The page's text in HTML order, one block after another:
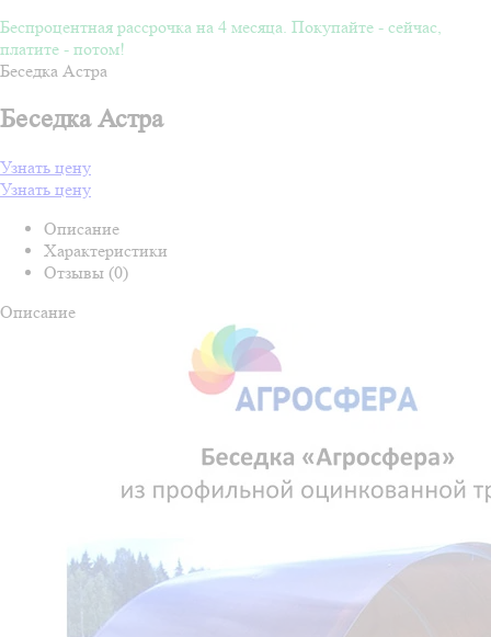
Беспроцентная рассрочка на 4 месяца. Покупайте - сейчас,
платите - потом!
Беседка Астра
Беседка Астра
Узнать цену
Узнать цену
Описание
Характеристики
Отзывы (0)
Описание